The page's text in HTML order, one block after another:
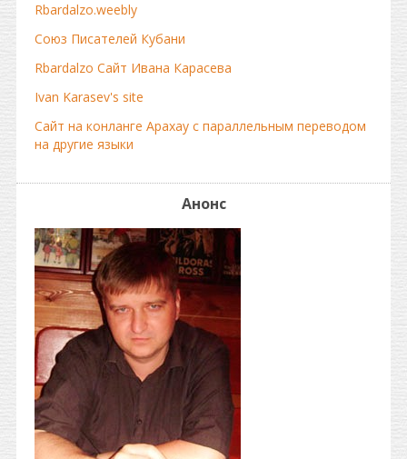
Rbardalzo.weebly
Союз Писателей Кубани
Rbardalzo Сайт Ивана Карасева
Ivan Karasev's site
Сайт на конланге Арахау с параллельным переводом
на другие языки
Анонс